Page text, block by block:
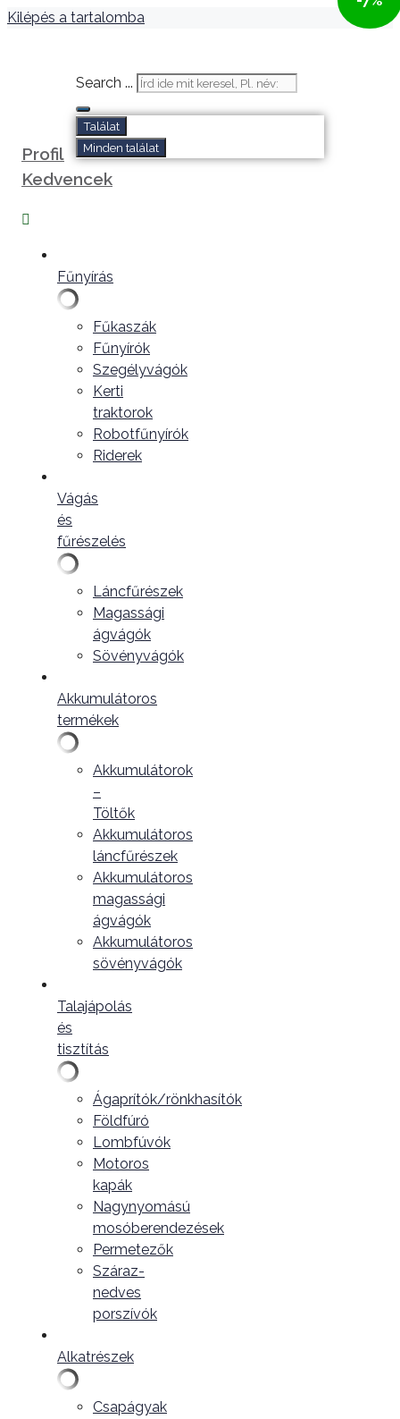
Kilépés a tartalomba
Search ...
Találat
Minden találat
Profil
Kedvencek
Fűnyírás
Fűkaszák
Fűnyírók
Szegélyvágók
Kerti
traktorok
Robotfűnyírók
Riderek
Vágás
és
fűrészelés
Láncfűrészek
Magassági
ágvágók
Sövényvágók
Akkumulátoros
termékek
Akkumulátorok
–
Töltők
Akkumulátoros
láncfűrészek
Akkumulátoros
magassági
ágvágók
Akkumulátoros
sövényvágók
Talajápolás
és
tisztítás
Ágaprítók/rönkhasítók
Földfúró
Lombfúvók
Motoros
kapák
Nagynyomású
mosóberendezések
Permetezők
Száraz-
nedves
porszívók
Alkatrészek
Csapágyak